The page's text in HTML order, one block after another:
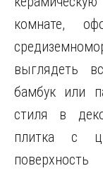
комнате,
выглядеть
бамбук или
стиля в
плитка с